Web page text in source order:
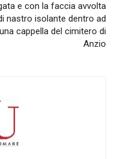
e con la faccia avvolta
nastro isolante dentro ad
una cappella del cimitero di
Anzio